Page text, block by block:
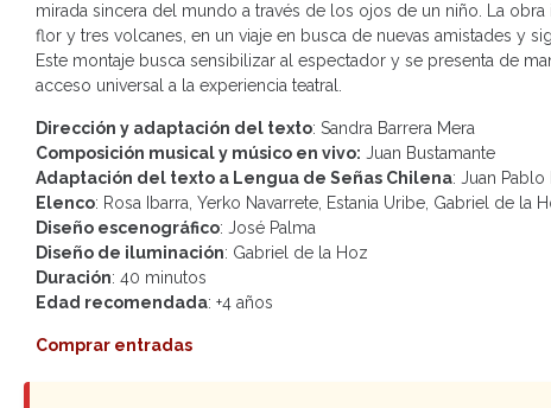
mirada sincera del mundo a través de los ojos de un niño. La
flor y tres volcanes, en un viaje en busca de nuevas amistades y
Este montaje busca sensibilizar al espectador y se presenta de
acceso universal a la experiencia teatral.
Dirección y adaptación del texto: Sandra Barrera Mera
Composición musical y músico en vivo: Juan Bustamante
Adaptación del texto a Lengua de Señas Chilena: Juan Pablo
Elenco: Rosa Ibarra, Yerko Navarrete, Estania Uribe, Gabriel de la
Diseño escenográfico: José Palma
Diseño de iluminación: Gabriel de la Hoz
Duración: 40 minutos
Edad recomendada: +4 años
Comprar entradas